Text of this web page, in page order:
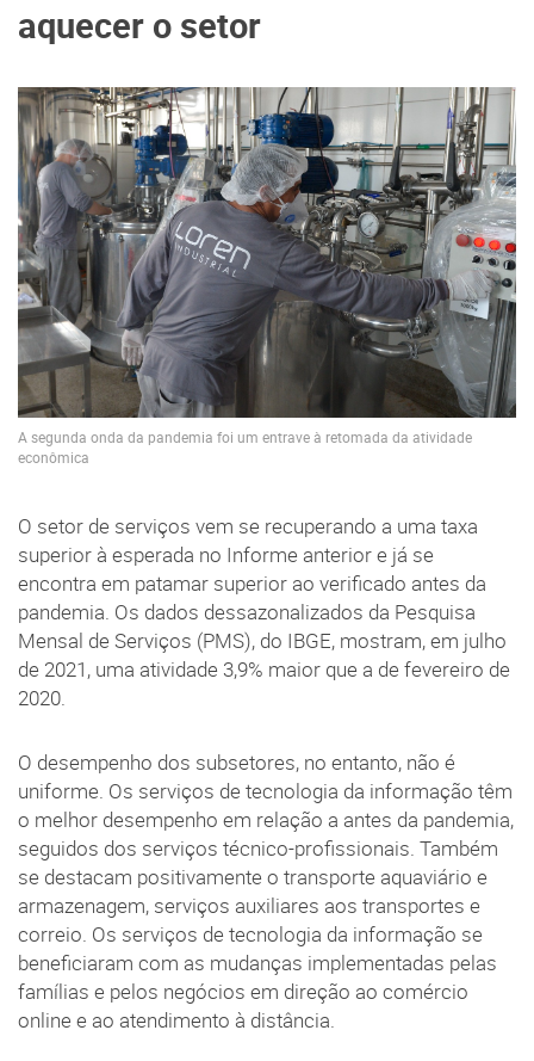
aquecer o setor
A segunda onda da pandemia foi um entrave à retomada da atividade
econômica
O setor de serviços vem se recuperando a uma taxa
superior à esperada no Informe anterior e já se
encontra em patamar superior ao verificado antes da
pandemia. Os dados dessazonalizados da Pesquisa
Mensal de Serviços (PMS), do IBGE, mostram, em julho
de 2021, uma atividade 3,9% maior que a de fevereiro de
2020.
O desempenho dos subsetores, no entanto, não é
uniforme. Os serviços de tecnologia da informação têm
o melhor desempenho em relação a antes da pandemia,
seguidos dos serviços técnico-profissionais. Também
se destacam positivamente o transporte aquaviário e
armazenagem, serviços auxiliares aos transportes e
correio. Os serviços de tecnologia da informação se
beneficiaram com as mudanças implementadas pelas
famílias e pelos negócios em direção ao comércio
online e ao atendimento à distância.